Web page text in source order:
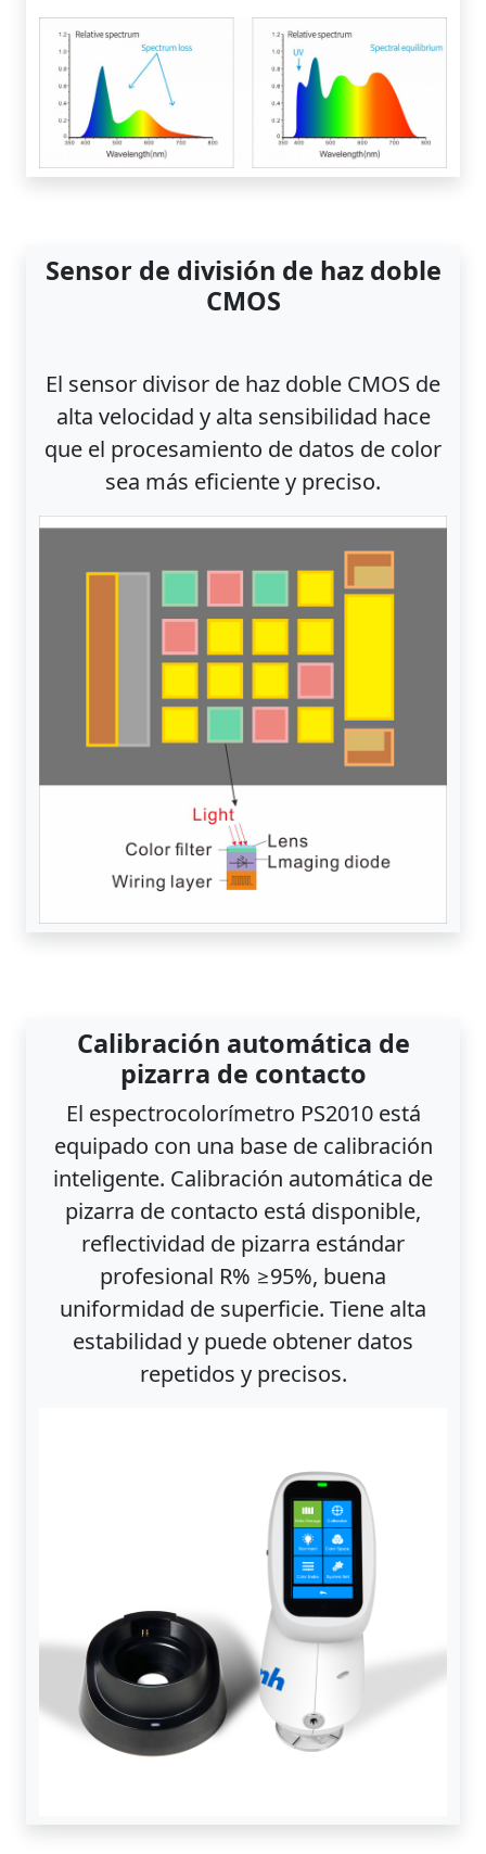
Sensor de división de haz doble
CMOS
El sensor divisor de haz doble CMOS de
alta velocidad y alta sensibilidad hace
que el procesamiento de datos de color
sea más eficiente y preciso.
Calibración automática de
pizarra de contacto
El espectrocolorímetro PS2010 está
equipado con una base de calibración
inteligente. Calibración automática de
pizarra de contacto está disponible,
reflectividad de pizarra estándar
profesional R% ≥95%, buena
uniformidad de superficie. Tiene alta
estabilidad y puede obtener datos
repetidos y precisos.